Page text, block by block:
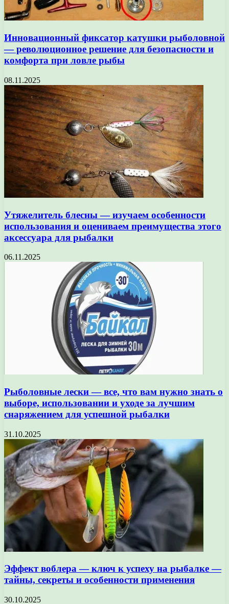
Инновационный фиксатор катушки рыболовной
— революционное решение для безопасности и
комфорта при ловле рыбы
08.11.2025
Утяжелитель блесны — изучаем особенности
использования и оцениваем преимущества этого
аксессуара для рыбалки
06.11.2025
Рыболовные лески — все, что вам нужно знать о
выборе, использовании и уходе за лучшим
снаряжением для успешной рыбалки
31.10.2025
Эффект воблера — ключ к успеху на рыбалке —
тайны, секреты и особенности применения
30.10.2025